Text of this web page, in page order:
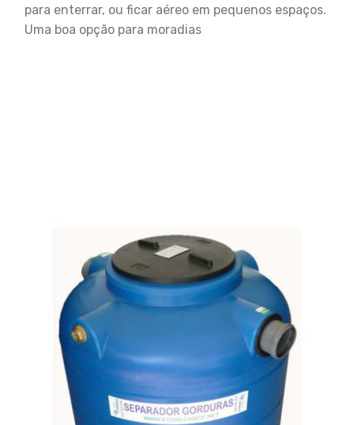
para enterrar, ou ficar aéreo em pequenos espaços.
Uma boa opção para moradias